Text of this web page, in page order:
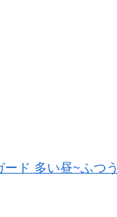
ード 多い昼~ふ